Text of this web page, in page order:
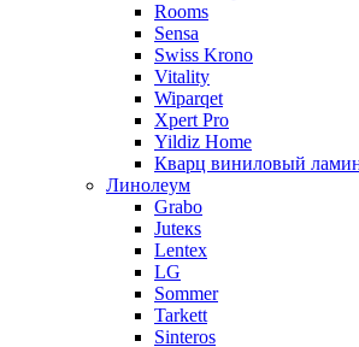
Rooms
Sensa
Swiss Krono
Vitality
Wiparqet
Xpert Pro
Yildiz Home
Кварц виниловый
Линолеум
Grabo
Juteкs
Lentex
LG
Sommer
Tarkett
Sinteros